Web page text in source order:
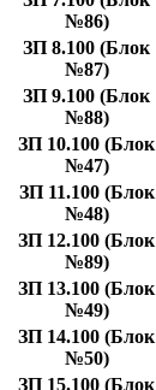
№86)
ЗП 8.100 (Блок
№87)
ЗП 9.100 (Блок
№88)
ЗП 10.100 (Блок
№47)
ЗП 11.100 (Блок
№48)
ЗП 12.100 (Блок
№89)
ЗП 13.100 (Блок
№49)
ЗП 14.100 (Блок
№50)
ЗП 15.100 (Блок